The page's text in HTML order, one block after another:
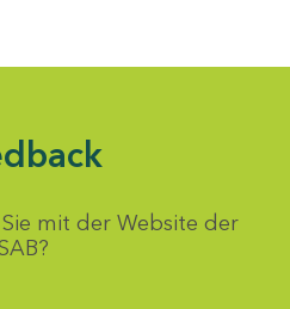
mit der Website der